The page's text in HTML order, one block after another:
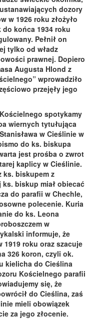
dozory
w 1926 roku złożyło
do końca 1934 roku
Pełnił on
tylko od władz
prawnej. Dopiero
Augusta Hlond z
wprowadziło
przejęły jego
spotykamy
wiernych tytułująca
w Cieślinie w
do ks. biskupa
jest prośba o zwrot
kaplicy w Cieślinie.
ks. biskupem z
biskup miał obiecać
do parafii w Chechle,
polecenie. Kuria
do ks. Leona
w
informuje, że
1919 roku oraz szacuje
326 koron, czyli ok.
kielicha do Cieślina
Kościelnego parafii
się, że
do Cieślina, zaś
mieli obowiązek
za jego złocenie.